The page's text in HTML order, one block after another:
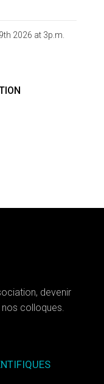
2026 at 3p.m.
devenir
colloques.